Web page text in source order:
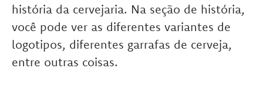
história da cervejaria. Na seção de história,
você pode ver as diferentes variantes de
logotipos, diferentes garrafas de cerveja,
entre outras coisas.